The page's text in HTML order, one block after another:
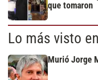
que tomaron
Lo más visto
Murió Jorge